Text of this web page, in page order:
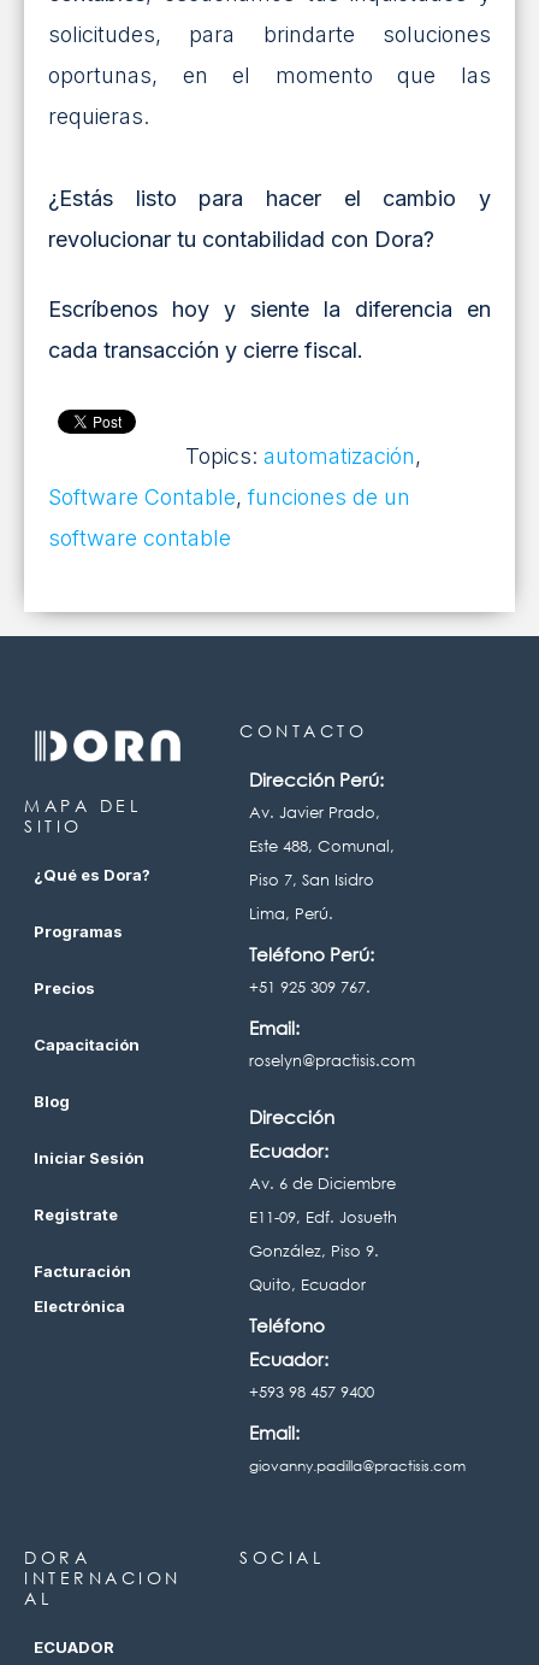
solicitudes, para brindarte soluciones
oportunas, en el momento que las
requieras.
¿Estás listo para hacer el cambio y
revolucionar tu contabilidad con Dora?
Escríbenos hoy y siente la diferencia en
cada transacción y cierre fiscal.
Topics: automatización,
Software Contable,funciones de un
software contable
MAPA DEL
SITIO
¿Qué es Dora?
Programas
Precios
Capacitación
Blog
Iniciar Sesión
Registrate
Facturación
Electrónica
CONTACTO
Dirección Perú:
Av. Javier Prado,
Este 488, Comunal,
Piso 7, San Isidro
Lima, Perú.
Teléfono Perú:
+51 925 309 767.
Email:
roselyn@practisis.com
Dirección
Ecuador:
Av. 6 de Diciembre
E11-09, Edf. Josueth
González, Piso 9.
Quito, Ecuador
Teléfono
Ecuador:
+593 98 457 9400
Email:
giovanny.padilla@practisis.com
DORA
INTERNACION
AL
ECUADOR
SOCIAL